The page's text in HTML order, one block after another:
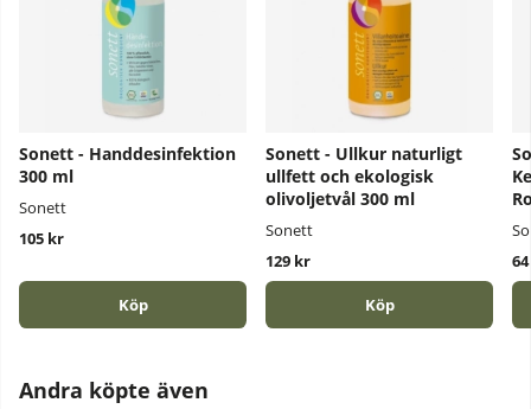
Sonett - Handdesinfektion
300 ml
Sonett
105 kr
Köp
Sonett - Ullkur naturligt
ullfett och ekologisk
olivoljetvål 300 ml
Sonett
129 kr
Köp
Andra köpte även